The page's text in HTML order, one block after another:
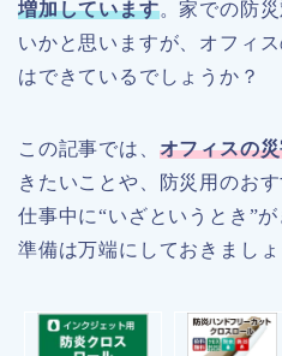
増加しています。家での防
いかと思いますが、オフィ
はできているでしょうか？
この記事では、 オフィスの
きたいことや、防災用のお
仕事中に“いざというとき”
準備は万端にしておきましょ